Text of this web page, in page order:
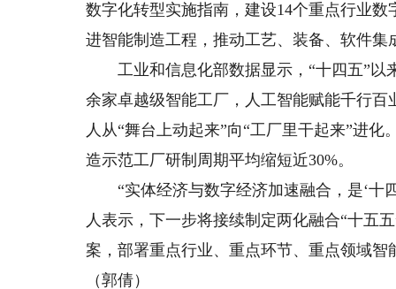
数字化转型实施指南，建设14个重点行业
进智能制造工程，推动工艺、装备、软件
工业和信息化部数据显示，“十四五”以
余家卓越级智能工厂，人工智能赋能千行
人从“舞台上动起来”向“工厂里干起来”进
造示范工厂研制周期平均缩短近30%。
“实体经济与数字经济加速融合，是‘十
人表示，下一步将接续制定两化融合“十五
案，部署重点行业、重点环节、重点领域智
（郭倩）